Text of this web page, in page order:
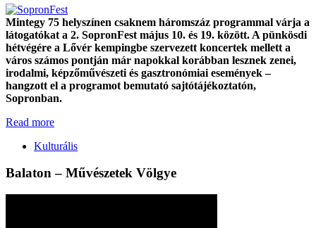
Mintegy 75 helyszínen csaknem háromszáz programmal várja a
látogatókat a 2. SopronFest május 10. és 19. között. A pünkösdi
hétvégére a Lővér kempingbe szervezett koncertek mellett a
város számos pontján már napokkal korábban lesznek zenei,
irodalmi, képzőművészeti és gasztronómiai események –
hangzott el a programot bemutató sajtótájékoztatón,
Sopronban.
Read more
Kulturális
Balaton – Művészetek Völgye